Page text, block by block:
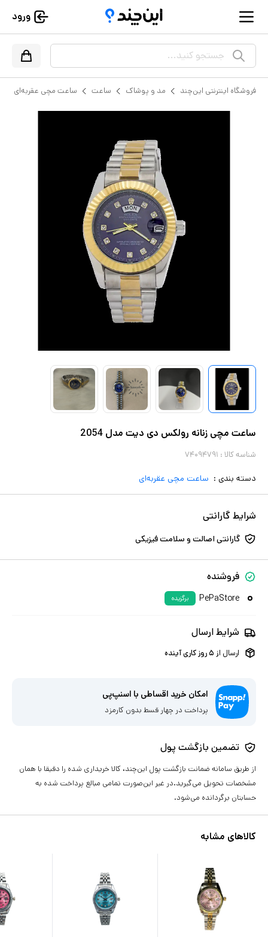
ورود
جستجو کنید...
فروشگاه اینترنتی این‌چند مد و پوشاک ساعت ساعت مچی عقربه‌ای
ساعت مچی زنانه رولکس دی دیت مدل 2054
شناسه کالا : ۷۴۰۹۴۷۹۱
دسته بندی : ساعت مچی عقربه‌ای
شرایط گارانتی
گارانتی اصالت و سلامت فیزیکی
فروشنده
PePaStore برگزیده
شرایط ارسال
ارسال از ۵روز کاری آینده
امکان خرید اقساطی با اسنپ‌پی
پرداخت در چهار قسط بدون کارمزد
تضمین بازگشت پول
از طریق سامانه ضمانت بازگشت پول این‌چند، کالا خریداری شده را دقیقا با همان
مشخصات تحویل می‌گیرید.در غیر این‌صورت تمامی مبالغ پرداخت شده به
حسابتان برگردانده می‌شود.
کالاهای مشابه